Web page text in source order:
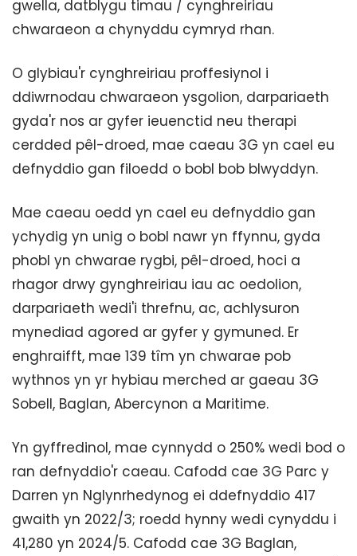
gwella, datblygu timau / cynghreiriau
chwaraeon a chynyddu cymryd rhan.
O glybiau'r cynghreiriau proffesiynol i
ddiwrnodau chwaraeon ysgolion, darpariaeth
gyda'r nos ar gyfer ieuenctid neu therapi
cerdded pêl-droed, mae caeau 3G yn cael eu
defnyddio gan filoedd o bobl bob blwyddyn.
Mae caeau oedd yn cael eu defnyddio gan
ychydig yn unig o bobl nawr yn ffynnu, gyda
phobl yn chwarae rygbi, pêl-droed, hoci a
rhagor drwy gynghreiriau iau ac oedolion,
darpariaeth wedi'i threfnu, ac, achlysuron
mynediad agored ar gyfer y gymuned. Er
enghraifft, mae 139 tîm yn chwarae pob
wythnos yn yr hybiau merched ar gaeau 3G
Sobell, Baglan, Abercynon a Maritime.
Yn gyffredinol, mae cynnydd o 250% wedi bod o
ran defnyddio'r caeau. Cafodd cae 3G Parc y
Darren yn Nglynrhedynog ei ddefnyddio 417
gwaith yn 2022/3; roedd hynny wedi cynyddu i
41,280 yn 2024/5. Cafodd cae 3G Baglan,